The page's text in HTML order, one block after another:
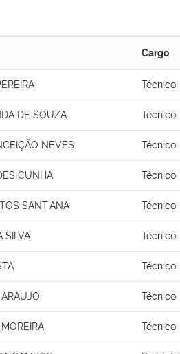
Cargo
Técnico
DE SOUZA Técnico
NEVES Técnico
CUNHA Técnico
SANT'ANA Técnico
SILVA Técnico
Técnico
Técnico
Técnico